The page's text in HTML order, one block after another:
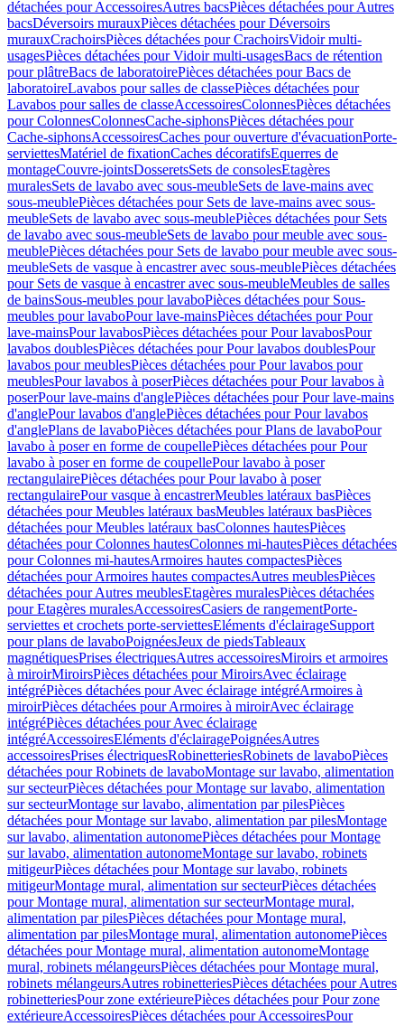
détachées pour AccessoiresAutres bacsPièces détachées pour Autres
bacsDéversoirs murauxPièces détachées pour Déversoirs
murauxCrachoirsPièces détachées pour CrachoirsVidoir multi-
usagesPièces détachées pour Vidoir multi-usagesBacs de rétention
pour plâtreBacs de laboratoirePièces détachées pour Bacs de
laboratoireLavabos pour salles de classePièces détachées pour
Lavabos pour salles de classeAccessoiresColonnesPièces détachées
pour ColonnesColonnesCache-siphonsPièces détachées pour
Cache-siphonsAccessoiresCaches pour ouverture d'évacuationPorte-
serviettesMatériel de fixationCaches décoratifsEquerres de
montageCouvre-jointsDosseretsSets de consolesEtagères
muralesSets de lavabo avec sous-meubleSets de lave-mains avec
sous-meublePièces détachées pour Sets de lave-mains avec sous-
meubleSets de lavabo avec sous-meublePièces détachées pour Sets
de lavabo avec sous-meubleSets de lavabo pour meuble avec sous-
meublePièces détachées pour Sets de lavabo pour meuble avec sous-
meubleSets de vasque à encastrer avec sous-meublePièces détachées
pour Sets de vasque à encastrer avec sous-meubleMeubles de salles
de bainsSous-meubles pour lavaboPièces détachées pour Sous-
meubles pour lavaboPour lave-mainsPièces détachées pour Pour
lave-mainsPour lavabosPièces détachées pour Pour lavabosPour
lavabos doublesPièces détachées pour Pour lavabos doublesPour
lavabos pour meublesPièces détachées pour Pour lavabos pour
meublesPour lavabos à poserPièces détachées pour Pour lavabos à
poserPour lave-mains d'anglePièces détachées pour Pour lave-mains
d'anglePour lavabos d'anglePièces détachées pour Pour lavabos
d'anglePlans de lavaboPièces détachées pour Plans de lavaboPour
lavabo à poser en forme de coupellePièces détachées pour Pour
lavabo à poser en forme de coupellePour lavabo à poser
rectangulairePièces détachées pour Pour lavabo à poser
rectangulairePour vasque à encastrerMeubles latéraux basPièces
détachées pour Meubles latéraux basMeubles latéraux basPièces
détachées pour Meubles latéraux basColonnes hautesPièces
détachées pour Colonnes hautesColonnes mi-hautesPièces détachées
pour Colonnes mi-hautesArmoires hautes compactesPièces
détachées pour Armoires hautes compactesAutres meublesPièces
détachées pour Autres meublesEtagères muralesPièces détachées
pour Etagères muralesAccessoiresCasiers de rangementPorte-
serviettes et crochets porte-serviettesEléments d'éclairageSupport
pour plans de lavaboPoignéesJeux de piedsTableaux
magnétiquesPrises électriquesAutres accessoiresMiroirs et armoires
à miroirMiroirsPièces détachées pour MiroirsAvec éclairage
intégréPièces détachées pour Avec éclairage intégréArmoires à
miroirPièces détachées pour Armoires à miroirAvec éclairage
intégréPièces détachées pour Avec éclairage
intégréAccessoiresEléments d'éclairagePoignéesAutres
accessoiresPrises électriquesRobinetteriesRobinets de lavaboPièces
détachées pour Robinets de lavaboMontage sur lavabo, alimentation
sur secteurPièces détachées pour Montage sur lavabo, alimentation
sur secteurMontage sur lavabo, alimentation par pilesPièces
détachées pour Montage sur lavabo, alimentation par pilesMontage
sur lavabo, alimentation autonomePièces détachées pour Montage
sur lavabo, alimentation autonomeMontage sur lavabo, robinets
mitigeurPièces détachées pour Montage sur lavabo, robinets
mitigeurMontage mural, alimentation sur secteurPièces détachées
pour Montage mural, alimentation sur secteurMontage mural,
alimentation par pilesPièces détachées pour Montage mural,
alimentation par pilesMontage mural, alimentation autonomePièces
détachées pour Montage mural, alimentation autonomeMontage
mural, robinets mélangeursPièces détachées pour Montage mural,
robinets mélangeursAutres robinetteriesPièces détachées pour Autres
robinetteriesPour zone extérieurePièces détachées pour Pour zone
extérieureAccessoiresPièces détachées pour AccessoiresPour